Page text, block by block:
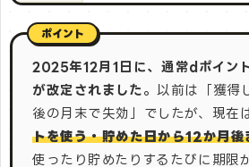
2025年12月1日に、通常dポイン
が改定されました。
以前は「獲得
後の月末で失効」でしたが、現在
トを使う・貯めた日から12か月後
使ったり貯めたりするたびに期限